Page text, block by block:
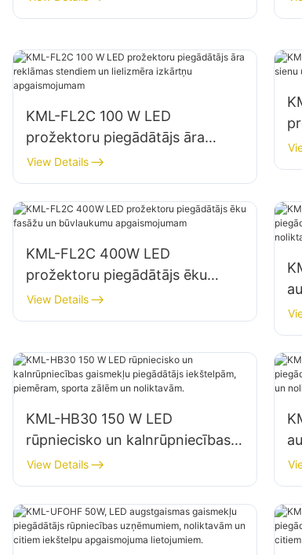
KML-FL2C 100 W LED
prožektoru piegādātājs āra
reklāmas stendiem un lielizmēra
izkārtņu apgaismojumam
View Details
KML-FL2C 400W LED
prožektoru piegādātājs ēku
fasāžu un būvlaukumu
apgaismojumam
View Details
KML-HB30 150 W LED
rūpniecisko un kalnrūpniecības
gaismekļu piegādātājs
iekštelpām, piemēram, sporta
zālēm un noliktavām.
View Details